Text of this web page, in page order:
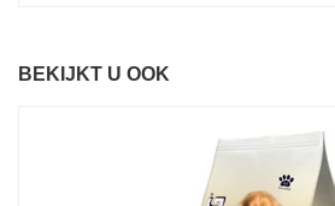
BEKIJKT U OOK